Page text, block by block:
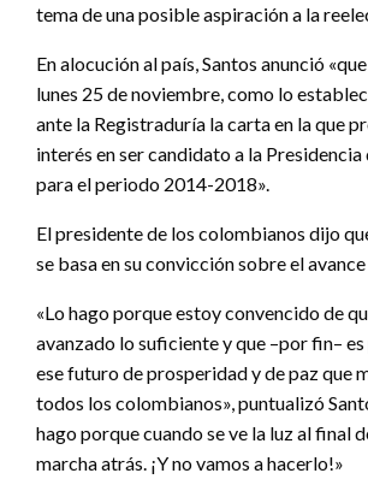
tema de una posible aspiración a la
En alocución al país, Santos anunció
lunes 25 de noviembre, como lo
ante la Registraduría la carta en la que
interés en ser candidato a la
para el periodo 2014-2018».
El presidente de los colombianos dijo
se basa en su convicción sobre el
«Lo hago porque estoy convencido de
avanzado lo suficiente y que –por fin–
ese futuro de prosperidad y de paz que
todos los colombianos», puntualizó
hago porque cuando se ve la luz al final
marcha atrás. ¡Y no vamos a hacerlo!»